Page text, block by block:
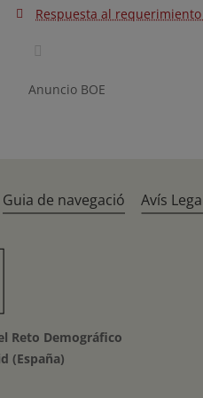
Respuesta al
Anuncio BOE
Guia de navegació Avís
Reto Demográfico
(España)